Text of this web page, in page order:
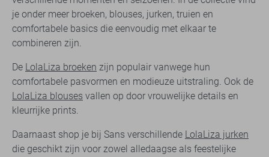
je onder meer broeken, blouses, jurken, truien en
comfortabele basics die eenvoudig met elkaar te
combineren zijn.
De LolaLiza broeken zijn populair vanwege hun
comfortabele pasvormen en modieuze uitstraling. Ook de
LolaLiza blouses vallen op door vrouwelijke details en
kleurrijke prints.
Daarnaast shop je bij Sans verschillende LolaLiza jurken
die geschikt zijn voor zowel alledaagse als feestelijke